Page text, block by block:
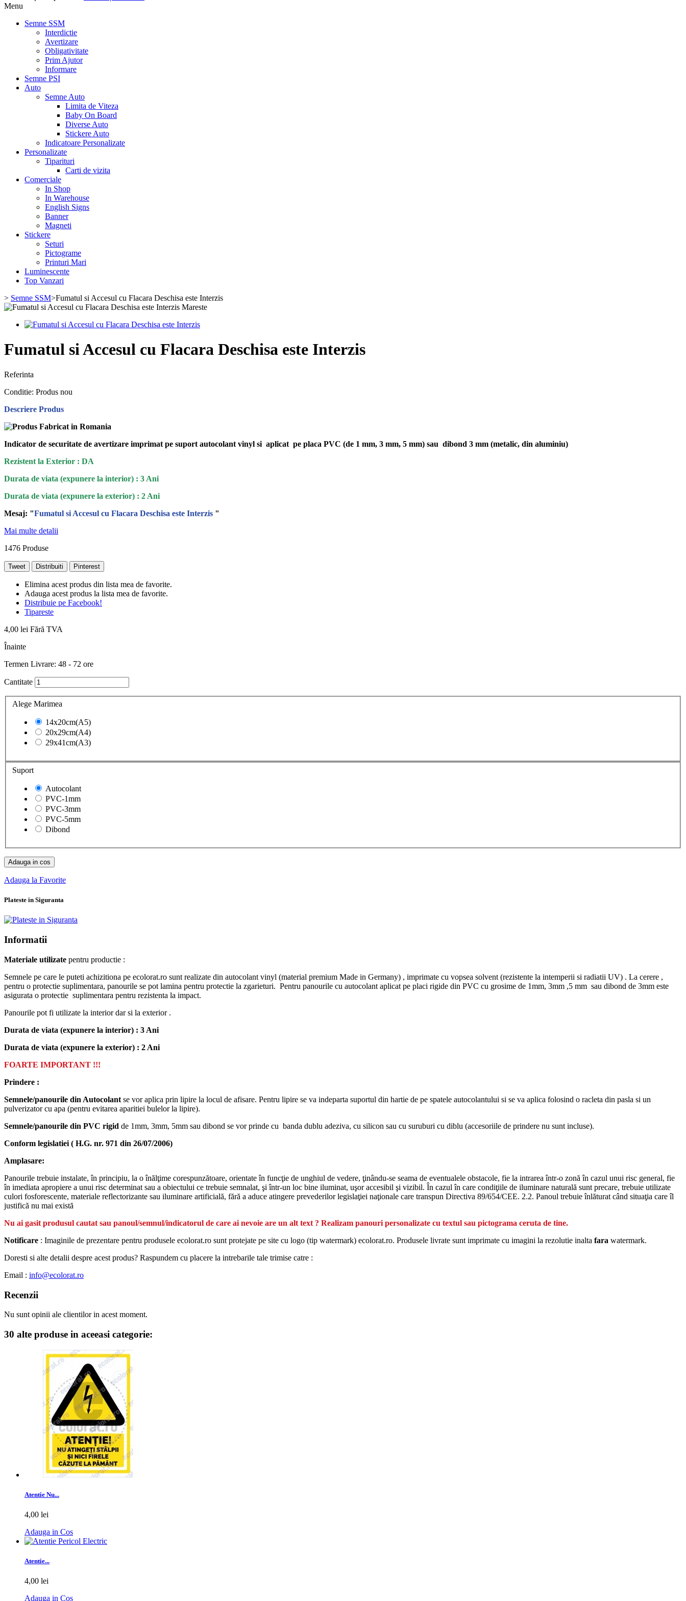
Menu
Semne SSM
Interdictie
Avertizare
Obligativitate
Prim Ajutor
Informare
Semne PSI
Auto
Semne Auto
Limita de Viteza
Baby On Board
Diverse Auto
Stickere Auto
Indicatoare Personalizate
Personalizate
Tiparituri
Carti de vizita
Comerciale
In Shop
In Warehouse
English Signs
Banner
Magneti
Stickere
Seturi
Pictograme
Printuri Mari
Luminescente
Top Vanzari
> Semne SSM>Fumatul si Accesul cu Flacara Deschisa este Interzis
Mareste
Fumatul si Accesul cu Flacara Deschisa este Interzis
Referinta
Conditie: Produs nou
Descriere Produs
Indicator de securitate de avertizare imprimat pe suport autocolant vinyl si aplicat pe placa PVC (de 1 mm, 3 mm, 5 mm) sau dibond 3 mm (metalic, din aluminiu)
Rezistent la Exterior : DA
Durata de viata (expunere la interior) : 3 Ani
Durata de viata (expunere la exterior) : 2 Ani
Mesaj: "Fumatul si Accesul cu Flacara Deschisa este Interzis "
Mai multe detalii
1476 Produse
Tweet Distribuiti Pinterest
Elimina acest produs din lista mea de favorite.
Adauga acest produs la lista mea de favorite.
Distribuie pe Facebook!
Tipareste
4,00 lei Fără TVA
Înainte
Termen Livrare: 48 - 72 ore
Cantitate
Alege Marimea
14x20cm(A5)
20x29cm(A4)
29x41cm(A3)
Suport
Autocolant
PVC-1mm
PVC-3mm
PVC-5mm
Dibond
Adauga in cos
Adauga la Favorite
Plateste in Siguranta
Informatii
Materiale utilizate pentru productie :
Semnele pe care le puteti achizitiona pe ecolorat.ro sunt realizate din autocolant vinyl (material premium Made in Germany) , imprimate cu vopsea solvent (rezistente la intemperii si radiatii UV) . La cerere ,
pentru o protectie suplimentara, panourile se pot lamina pentru protectie la zgarieturi. Pentru panourile cu autocolant aplicat pe placi rigide din PVC cu grosime de 1mm, 3mm ,5 mm sau dibond de 3mm este
asigurata o protectie suplimentara pentru rezistenta la impact.
Panourile pot fi utilizate la interior dar si la exterior .
Durata de viata (expunere la interior) : 3 Ani
Durata de viata (expunere la exterior) : 2 Ani
FOARTE IMPORTANT !!!
Prindere :
Semnele/panourile din Autocolant se vor aplica prin lipire la locul de afisare. Pentru lipire se va indeparta suportul din hartie de pe spatele autocolantului si se va aplica folosind o racleta din pasla si un
pulverizator cu apa (pentru evitarea aparitiei bulelor la lipire).
Semnele/panourile din PVC rigid de 1mm, 3mm, 5mm sau dibond se vor prinde cu banda dublu adeziva, cu silicon sau cu suruburi cu diblu (accesoriile de prindere nu sunt incluse).
Conform legislatiei ( H.G. nr. 971 din 26/07/2006)
Amplasare:
Panourile trebuie instalate, în principiu, la o înălţime corespunzătoare, orientate în funcţie de unghiul de vedere, ţinându-se seama de eventualele obstacole, fie la intrarea într-o zonă în cazul unui risc general, fie
în imediata apropiere a unui risc determinat sau a obiectului ce trebuie semnalat, şi într-un loc bine iluminat, uşor accesibil şi vizibil. În cazul în care condiţiile de iluminare naturală sunt precare, trebuie utilizate
culori fosforescente, materiale reflectorizante sau iluminare artificială, fără a aduce atingere prevederilor legislaţiei naţionale care transpun Directiva 89/654/CEE. 2.2. Panoul trebuie înlăturat când situaţia care îl
justifică nu mai există
Nu ai gasit produsul cautat sau panoul/semnul/indicatorul de care ai nevoie are un alt text ? Realizam panouri personalizate cu textul sau pictograma ceruta de tine.
Notificare : Imaginile de prezentare pentru produsele ecolorat.ro sunt protejate pe site cu logo (tip watermark) ecolorat.ro. Produsele livrate sunt imprimate cu imagini la rezolutie inalta fara watermark.
Doresti si alte detalii despre acest produs? Raspundem cu placere la intrebarile tale trimise catre :
Email : info@ecolorat.ro
Recenzii
Nu sunt opinii ale clientilor in acest moment.
30 alte produse in aceeasi categorie:
Atentie Nu...
4,00 lei
Adauga in Cos
Atentie...
4,00 lei
Adauga in Cos